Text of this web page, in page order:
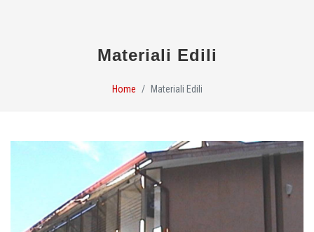
Materiali Edili
Home Materiali Edili